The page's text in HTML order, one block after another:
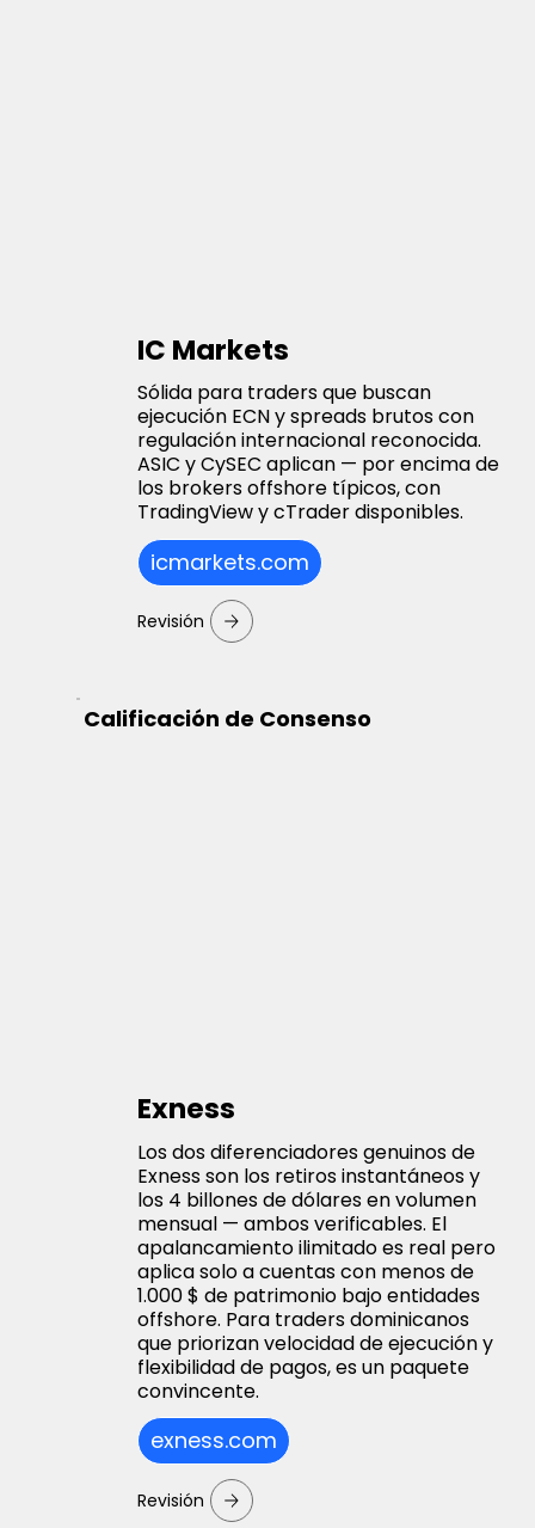
IC Markets
Sólida para traders que buscan
ejecución ECN y spreads brutos con
regulación internacional reconocida.
ASIC y CySEC aplican — por encima de
los brokers offshore típicos, con
TradingView y cTrader disponibles.
icmarkets.com
Revisión
Calificación de Consenso
Exness
Los dos diferenciadores genuinos de
Exness son los retiros instantáneos y
los 4 billones de dólares en volumen
mensual — ambos verificables. El
apalancamiento ilimitado es real pero
aplica solo a cuentas con menos de
1.000 $ de patrimonio bajo entidades
offshore. Para traders dominicanos
que priorizan velocidad de ejecución y
flexibilidad de pagos, es un paquete
convincente.
exness.com
Revisión